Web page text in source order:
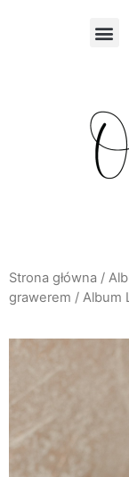
Strona główna /
grawerem / Album